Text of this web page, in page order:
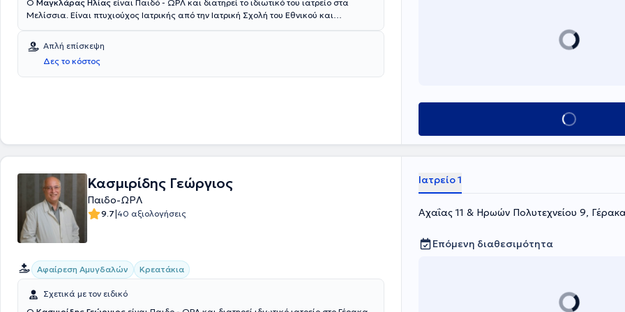
Ο Μαγκλάρας Ηλίας είναι Παιδό - ΩΡΛ και διατηρεί το ιδιωτικό του ιατρείο στα
Μελίσσια. Είναι πτυχιούχος Ιατρικής από την Ιατρική Σχολή του Εθνικού και
Ωτορινολαρυγγολογία στο Τζάνειο Νοσοκομείο Πειραιά, στο Νοσοκομείο
Παμμακάριστος και στην Παιδοχειρουργική στο Νοσοκομείο Νίκαιας. Τέλος, ο ιατρός
διατελεί Επιστημονικός Συνεργάτης του Νοσοκομείου ΜΗΤΕΡΑ και Επιμελητής στο
Νοσοκομείο ΥΓΕΙΑ.
Απλή επίσκεψη
Δες το κόστος
Κλείσε ραντεβού
Κασμιρίδης Γεώργιος
Παιδο-ΩΡΛ
9.7|40 αξιολογήσεις
Αφαίρεση Αμυγδαλών Κρεατάκια
Σχετικά με τον ειδικό
Ιατρείο 1
Αχαΐας 11 & Ηρωών Πολυτεχνείου 9,
Επόμενη διαθεσιμότητα